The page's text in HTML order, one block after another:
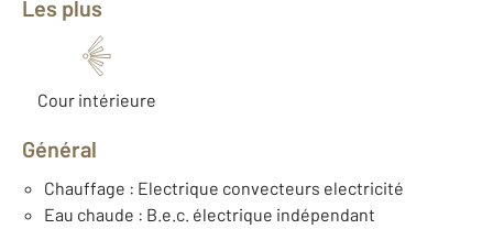
Les plus
Cour intérieure
Général
Chauffage : Electrique convecteurs electricité
Eau chaude : B.e.c. électrique indépendant